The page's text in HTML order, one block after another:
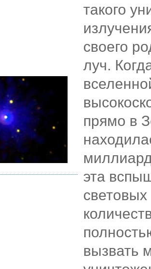
такого
своего
луч.
прямо в
эта
вызвать